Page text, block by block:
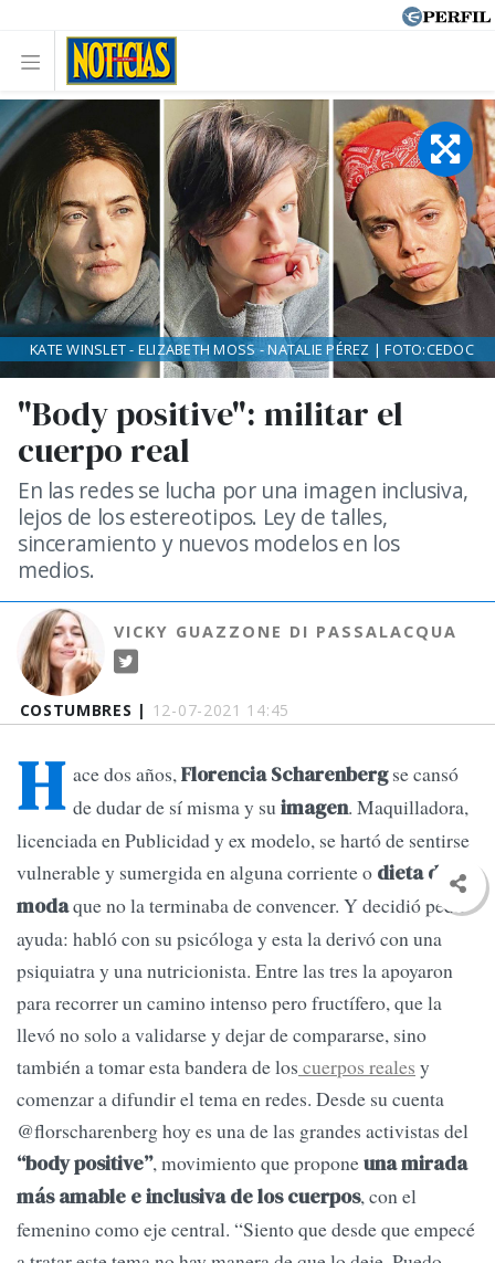
COSTUMBRES | 12-07-2021 14:45
"Body positive": militar el
cuerpo real
En las redes se lucha por una imagen inclusiva,
lejos de los estereotipos. Ley de talles,
sinceramiento y nuevos modelos en los
medios.
VICKY GUAZZONE DI PASSALACQUA
KATE WINSLET - ELIZABETH MOSS - NATALIE PÉREZ | FOTO:CEDOC
H ace dos años,Florencia Scharenbergse cansó
de dudar de sí misma y suimagen. Maquilladora,
licenciada en Publicidad y ex modelo, se hartó de sentirse
vulnerable y sumergida en alguna corriente o dieta de
modaque no la terminaba de convencer. Y decidió pedir
ayuda: habló con su psicóloga y esta la derivó con una
psiquiatra y una nutricionista. Entre las tres la apoyaron
para recorrer un camino intenso pero fructífero, que la
llevó no solo a validarse y dejar de compararse, sino
también a tomar esta bandera de los cuerpos reales y
comenzar a difundir el tema en redes. Desde su cuenta
@florscharenberg hoy es una de las grandes activistas del
“body positive”, movimiento que proponeuna mirada
más amable e inclusiva de los cuerpos, con el
femenino como eje central. “Siento que desde que empecé